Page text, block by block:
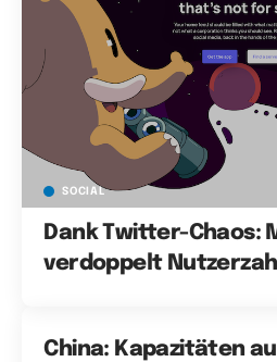
SOCIAL
Dank Twitter-Chaos:
verdoppelt
China: Kapazitäten